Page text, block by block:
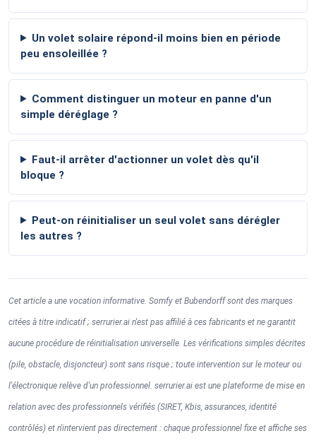
Un volet solaire répond-il moins bien en période
peu ensoleillée ?
Comment distinguer un moteur en panne d'un
simple déréglage ?
Faut-il arrêter d'actionner un volet dès qu'il
bloque ?
Peut-on réinitialiser un seul volet sans dérégler
les autres ?
Cet article a une vocation informative. Somfy et Bubendorff sont des marques
citées à titre indicatif ; serrurier.ai n'est pas affilié à ces fabricants et ne garantit
aucune procédure de réinitialisation universelle. Les vérifications simples décrites
(pile, obstacle, disjoncteur) sont sans risque ; toute intervention sur le moteur ou
l'électronique relève d'un professionnel. serrurier.ai est une plateforme de mise en
relation avec des professionnels vérifiés (SIRET, Kbis, assurances, identité
contrôlés) et n'intervient pas directement : chaque professionnel fixe et affiche ses